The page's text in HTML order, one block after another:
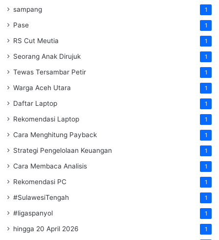
sampang 1
Pase 1
RS Cut Meutia 1
Seorang Anak Dirujuk 1
Tewas Tersambar Petir 1
Warga Aceh Utara 1
Daftar Laptop 1
Rekomendasi Laptop 1
Cara Menghitung Payback 1
Strategi Pengelolaan Keuangan 1
Cara Membaca Analisis 1
Rekomendasi PC 1
#SulawesiTengah 1
#ligaspanyol 1
hingga 20 April 2026 1